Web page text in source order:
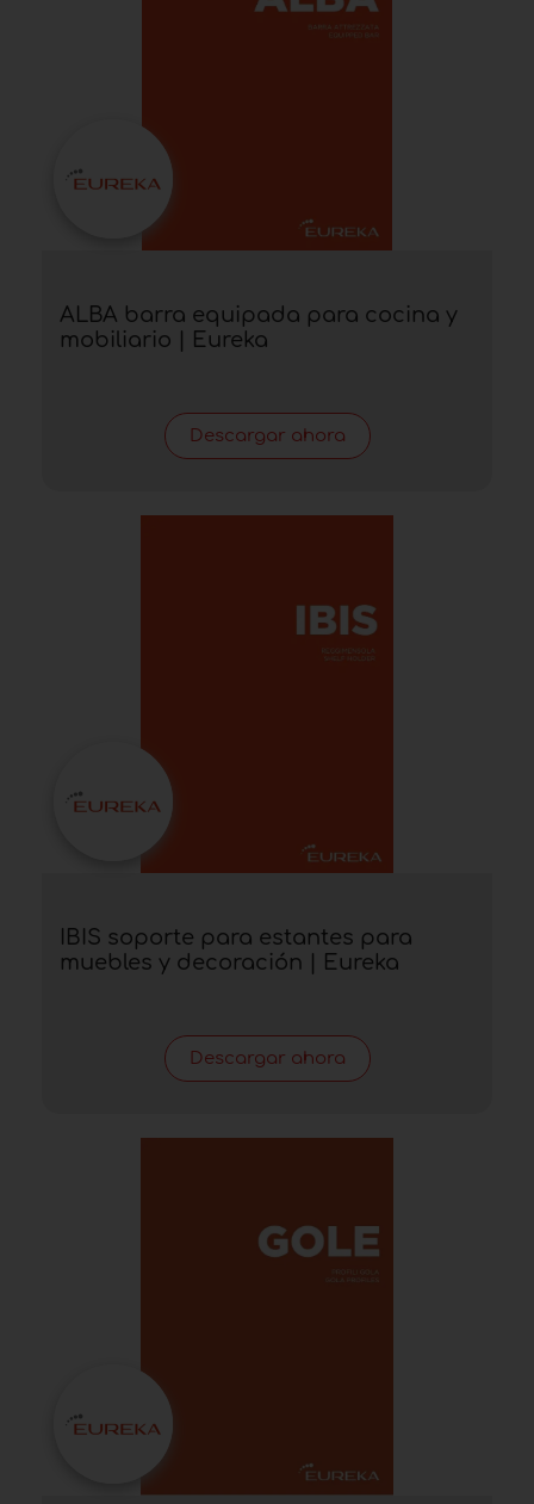
ALBA barra equipada para cocina y
mobiliario | Eureka
Descargar ahora
IBIS soporte para estantes para
muebles y decoración | Eureka
Descargar ahora